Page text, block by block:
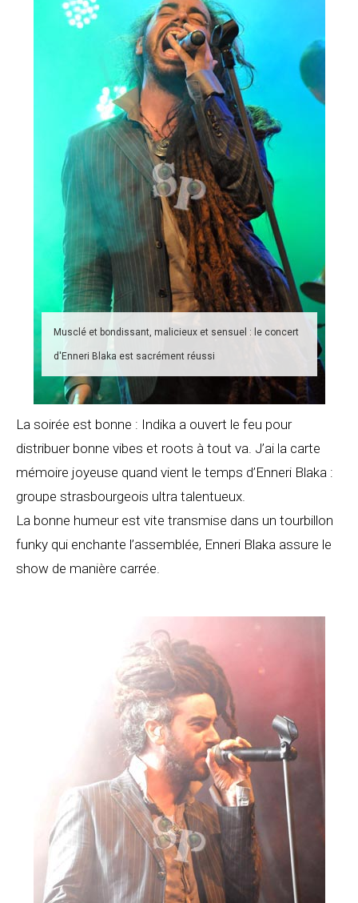
Musclé et bondissant, malicieux et sensuel : le concert
d'Enneri Blaka est sacrément réussi
La soirée est bonne : Indika a ouvert le feu pour
distribuer bonne vibes et roots à tout va. J’ai la carte
mémoire joyeuse quand vient le temps d’Enneri Blaka :
groupe strasbourgeois ultra talentueux.
La bonne humeur est vite transmise dans un tourbillon
funky qui enchante l’assemblée, Enneri Blaka assure le
show de manière carrée.